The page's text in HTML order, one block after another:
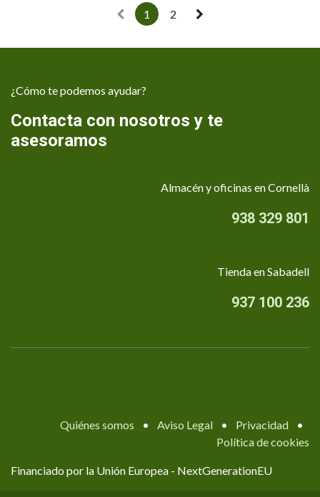
1 2
¿Cómo te podemos ayudar?
Contacta con nosotros y te
asesoramos
Almacén y oficinas en Cornellà
938 329 801
Tienda en Sabadell
937 100 236
Quiénes somos • Aviso Legal • Privacidad
•
Política de cookies
Financiado por la Unión Europea - NextGenerationEU